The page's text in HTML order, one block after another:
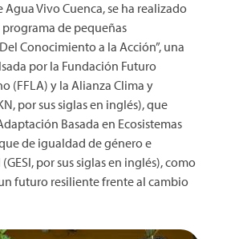
Agua Vivo Cuenca, se ha realizado
de pequeñas
Conocimiento a la Acción”, una
por la Fundación Futuro
(FFLA) y la Alianza Clima y
por sus siglas en inglés), que
Basada en Ecosistemas
de igualdad de género e
por sus siglas en inglés), como
futuro resiliente frente al cambio